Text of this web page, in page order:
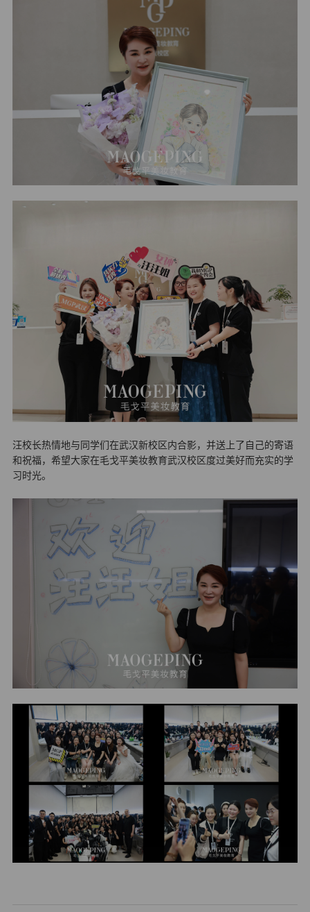
汪校长热情地与同学们在武汉新校区内合影，并送上了自己的寄语
和祝福，希望大家在毛戈平美妆教育武汉校区度过美好而充实的学
习时光。